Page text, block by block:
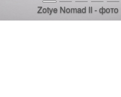
Zotye Nomad II - фото